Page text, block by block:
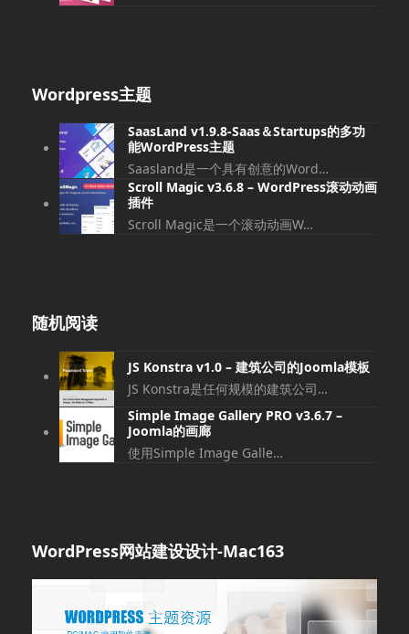
Wordpress主题
SaasLand v1.9.8-Saas＆Startups的多功
能WordPress主题
Saasland是一个具有创意的Word…
Scroll Magic v3.6.8 – WordPress滚动动画
插件
Scroll Magic是一个滚动动画W…
随机阅读
JS Konstra v1.0 – 建筑公司的Joomla模板
JS Konstra是任何规模的建筑公司…
Simple Image Gallery PRO v3.6.7 –
Joomla的画廊
使用Simple Image Galle…
WordPress网站建设设计-Mac163